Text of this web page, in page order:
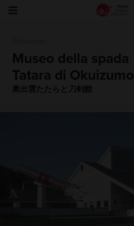
Museo della spada
Tatara di Okuizumo
奥出雲たたらと刀剣館